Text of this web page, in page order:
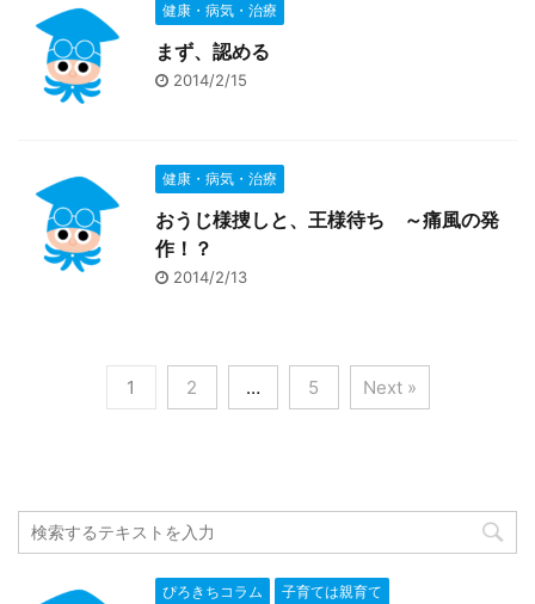
健康・病気・治療
まず、認める
2014/2/15
健康・病気・治療
おうじ様捜しと、王様待ち ～痛風の発
作！？
2014/2/13
1 2 … 5 Next »
ぴろきちコラム 子育ては親育て